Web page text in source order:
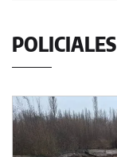
POLICIALES